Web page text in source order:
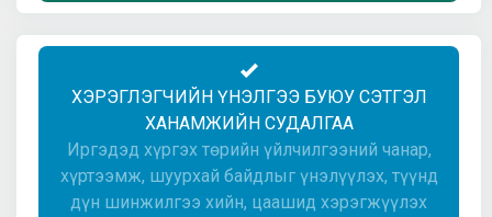
ХЭРЭГЛЭГЧИЙН ҮНЭЛГЭЭ БУЮУ СЭТГЭЛ
ХАНАМЖИЙН СУДАЛГАА
Иргэдэд хүргэх төрийн үйлчилгээний чанар,
хүртээмж, шуурхай байдлыг үнэлүүлэх, түүнд
дүн шинжилгээ хийн, цаашид хэрэгжүүлэх